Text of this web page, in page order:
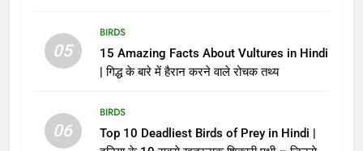
05
BIRDS
15 Amazing Facts About Vultures in Hindi
| गिद्ध के बारे में हैरान करने वाले रोचक तथ्य
06
BIRDS
Top 10 Deadliest Birds of Prey in Hindi |